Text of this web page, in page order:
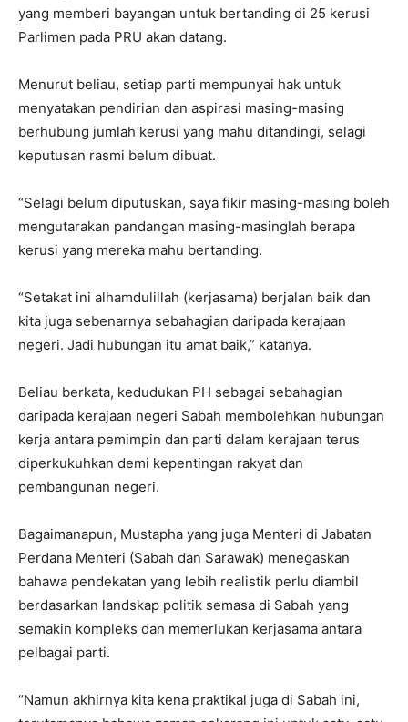
yang memberi bayangan untuk bertanding di 25 kerusi
Parlimen pada PRU akan datang.
Menurut beliau, setiap parti mempunyai hak untuk
menyatakan pendirian dan aspirasi masing-masing
berhubung jumlah kerusi yang mahu ditandingi, selagi
keputusan rasmi belum dibuat.
“Selagi belum diputuskan, saya fikir masing-masing boleh
mengutarakan pandangan masing-masinglah berapa
kerusi yang mereka mahu bertanding.
“Setakat ini alhamdulillah (kerjasama) berjalan baik dan
kita juga sebenarnya sebahagian daripada kerajaan
negeri. Jadi hubungan itu amat baik,” katanya.
Beliau berkata, kedudukan PH sebagai sebahagian
daripada kerajaan negeri Sabah membolehkan hubungan
kerja antara pemimpin dan parti dalam kerajaan terus
diperkukuhkan demi kepentingan rakyat dan
pembangunan negeri.
Bagaimanapun, Mustapha yang juga Menteri di Jabatan
Perdana Menteri (Sabah dan Sarawak) menegaskan
bahawa pendekatan yang lebih realistik perlu diambil
berdasarkan landskap politik semasa di Sabah yang
semakin kompleks dan memerlukan kerjasama antara
pelbagai parti.
“Namun akhirnya kita kena praktikal juga di Sabah ini,